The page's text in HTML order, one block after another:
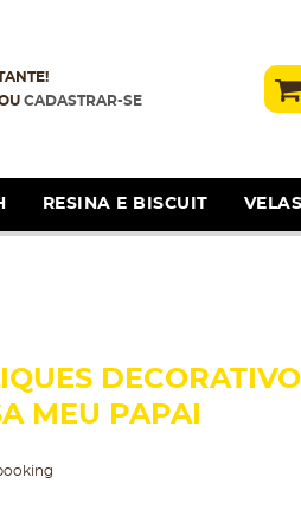
CADASTRAR-SE
RESINA E BISCUIT VELAS
MEU PAPAI